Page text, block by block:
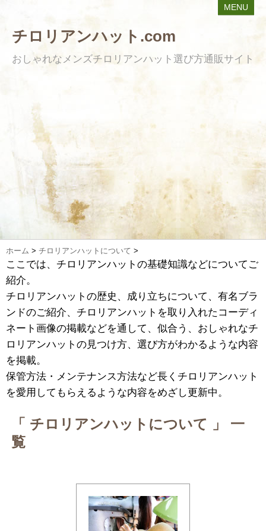
MENU
チロリアンハット.com
おしゃれなメンズチロリアンハット選び方通販サイト
ホーム > チロリアンハットについて >
ここでは、チロリアンハットの基礎知識などについてご
紹介。
チロリアンハットの歴史、成り立ちについて、有名ブラ
ンドのご紹介、チロリアンハットを取り入れたコーディ
ネート画像の掲載などを通して、似合う、おしゃれなチ
ロリアンハットの見つけ方、選び方がわかるような内容
を掲載。
保管方法・メンテナンス方法など長くチロリアンハット
を愛用してもらえるような内容をめざし更新中。
「 チロリアンハットについて 」 一
覧